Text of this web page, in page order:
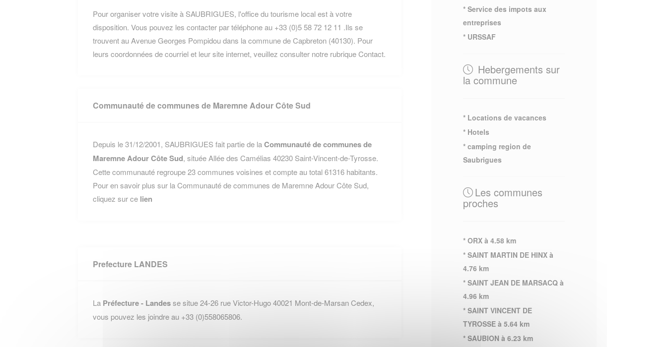
Pour organiser votre visite à SAUBRIGUES, l'office du tourisme local est à votre
disposition. Vous pouvez les contacter par téléphone au +33 (0)5 58 72 12 11 .Ils se
trouvent au Avenue Georges Pompidou dans la commune de Capbreton (40130). Pour
leurs coordonnées de courriel et leur site internet, veuillez consulter notre rubrique Contact.
Communauté de communes de Maremne Adour Côte Sud
Depuis le 31/12/2001, SAUBRIGUES fait partie de laCommunauté de communes de
Maremne Adour Côte Sud, située Allée des Camélias 40230 Saint-Vincent-de-Tyrosse.
Cette communauté regroupe 23 communes voisines et compte au total 61316 habitants.
Pour en savoir plus sur la Communauté de communes de Maremne Adour Côte Sud,
cliquez sur ce lien
Prefecture LANDES
La Préfecture - Landesse situe 24-26 rue Victor-Hugo 40021 Mont-de-Marsan Cedex,
vous pouvez les joindre au +33 (0)558065806.
* Service des impots aux
entreprises
* URSSAF
Hebergements sur
la commune
* Locations de vacances
* Hotels
* camping region de
Saubrigues
Les communes
proches
* ORX à 4.58 km
* SAINT MARTIN DE HINX à
4.76 km
* SAINT JEAN DE MARSACQ à
4.96 km
* SAINT VINCENT DE
TYROSSE à 5.64 km
* SAUBION à 6.23 km